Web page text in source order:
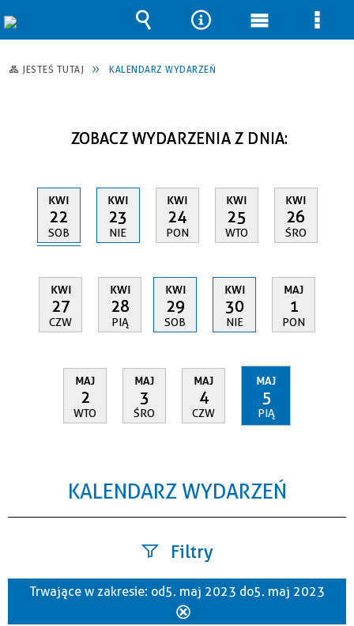
JESTEŚ TUTAJ KALENDARZ WYDARZEŃ
ZOBACZ WYDARZENIA Z DNIA:
KWI
22
SOB
KWI
23
NIE
KWI
24
PON
KWI
25
WTO
KWI
26
ŚRO
KWI
27
CZW
KWI
28
PIĄ
KWI
29
SOB
KWI
30
NIE
MAJ
1
PON
MAJ
2
WTO
MAJ
3
ŚRO
MAJ
4
CZW
MAJ
5
PIĄ
KALENDARZ WYDARZEŃ
Filtry
Szukana fraza
Trwające w zakresie: od 5. maj 2023 do 5. maj 2023
Wyszukiwarka
Narzędzia
Menu Menu